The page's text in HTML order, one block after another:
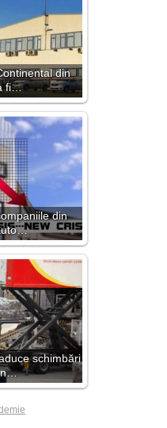
din
fi…
din
schimbări